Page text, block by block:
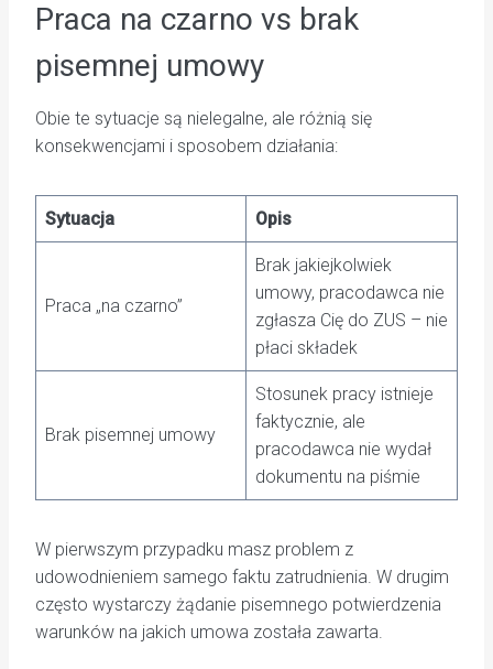
Praca na czarno vs brak
pisemnej umowy
Obie te sytuacje są nielegalne, ale różnią się
konsekwencjami i sposobem działania:
Sytuacja Opis
Praca „na czarno”
Brak jakiejkolwiek
umowy, pracodawca nie
zgłasza Cię do ZUS – nie
płaci składek
Brak pisemnej umowy
Stosunek pracy istnieje
faktycznie, ale
pracodawca nie wydał
dokumentu na piśmie
W pierwszym przypadku masz problem z
udowodnieniem samego faktu zatrudnienia. W drugim
często wystarczy żądanie pisemnego potwierdzenia
warunków na jakich umowa została zawarta.